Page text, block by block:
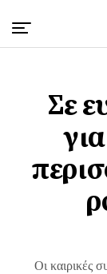
Σε
Οι καιρικές